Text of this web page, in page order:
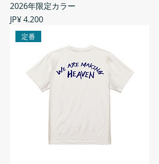
2026年限定カラー
Preço
JP¥ 4.200
定番